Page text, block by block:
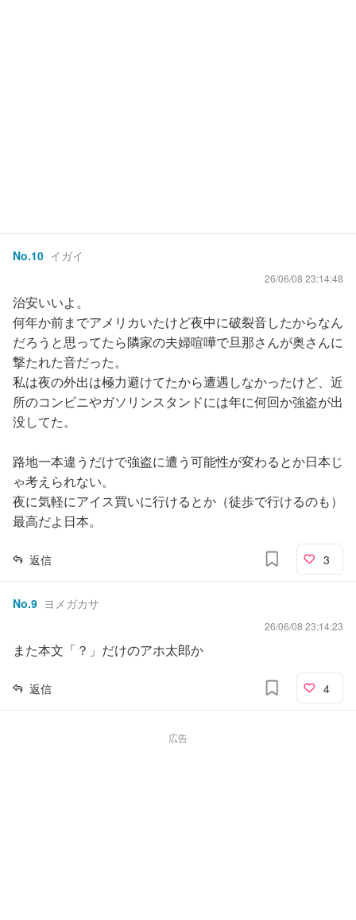
No.10 イガイ
26/06/08 23:14:48
治安いいよ。
何年か前までアメリカいたけど夜中に破裂音したからなん
だろうと思ってたら隣家の夫婦喧嘩で旦那さんが奥さんに
撃たれた音だった。
私は夜の外出は極力避けてたから遭遇しなかったけど、近
所のコンビニやガソリンスタンドには年に何回か強盗が出
没してた。
路地一本違うだけで強盗に遭う可能性が変わるとか日本じ
ゃ考えられない。
夜に気軽にアイス買いに行けるとか（徒歩で行けるのも）
最高だよ日本。
返信 3
No.9 ヨメガカサ
26/06/08 23:14:23
また本文「？」だけのアホ太郎か
返信 4
広告